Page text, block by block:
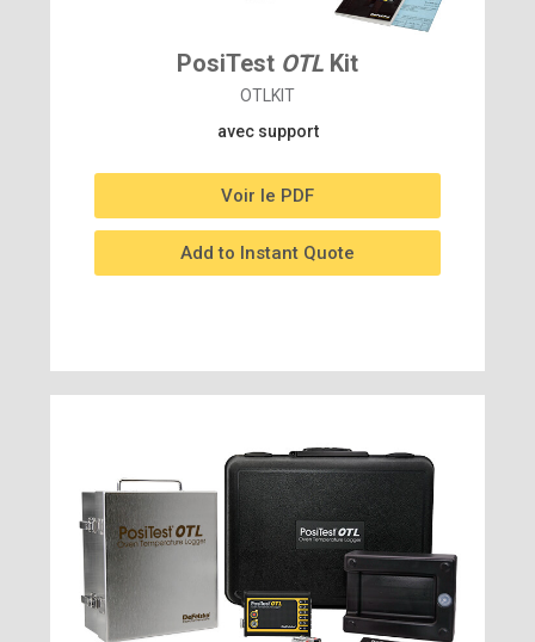
PosiTest OTL Kit
OTLKIT
avec support
Voir le PDF
Add to Instant Quote